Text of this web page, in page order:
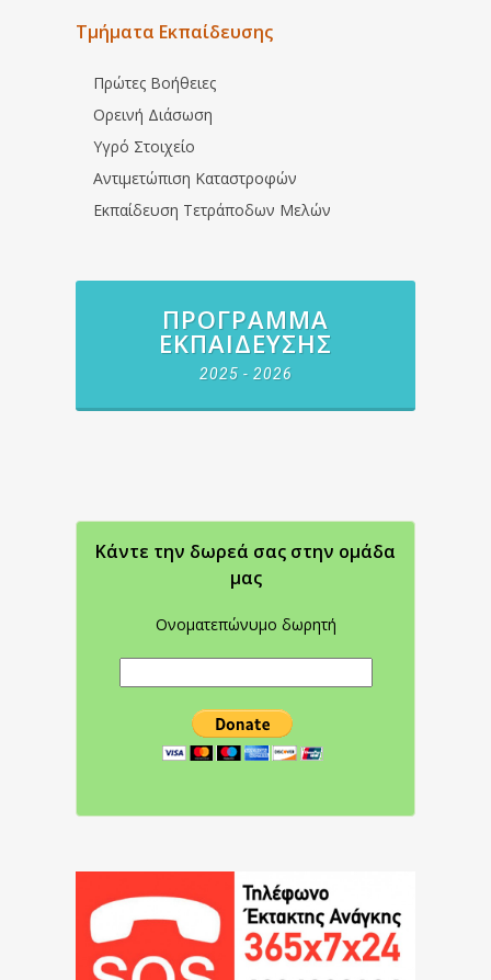
Τμήματα Εκπαίδευσης
Πρώτες Βοήθειες
Ορεινή Διάσωση
Υγρό Στοιχείο
Αντιμετώπιση Καταστροφών
Εκπαίδευση Τετράποδων Μελών
ΠΡΌΓΡΑΜΜΑ
ΕΚΠΑΊΔΕΥΣΗΣ
2025 - 2026
Κάντε την δωρεά σας στην oμάδα
μας
Ονοματεπώνυμο δωρητή